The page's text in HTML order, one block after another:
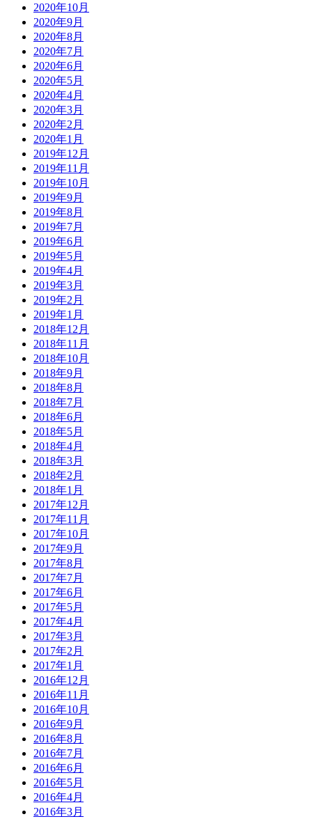
2020年10月
2020年9月
2020年8月
2020年7月
2020年6月
2020年5月
2020年4月
2020年3月
2020年2月
2020年1月
2019年12月
2019年11月
2019年10月
2019年9月
2019年8月
2019年7月
2019年6月
2019年5月
2019年4月
2019年3月
2019年2月
2019年1月
2018年12月
2018年11月
2018年10月
2018年9月
2018年8月
2018年7月
2018年6月
2018年5月
2018年4月
2018年3月
2018年2月
2018年1月
2017年12月
2017年11月
2017年10月
2017年9月
2017年8月
2017年7月
2017年6月
2017年5月
2017年4月
2017年3月
2017年2月
2017年1月
2016年12月
2016年11月
2016年10月
2016年9月
2016年8月
2016年7月
2016年6月
2016年5月
2016年4月
2016年3月